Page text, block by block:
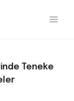
Teneke